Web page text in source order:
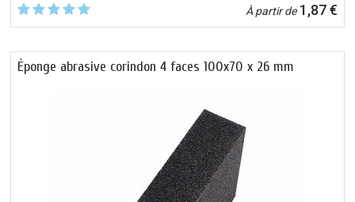
À partir de1,87 €
Éponge abrasive corindon 4 faces 100x70 x 26 mm